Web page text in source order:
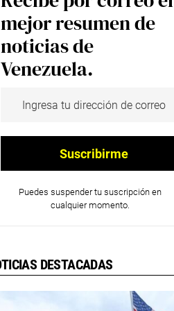
mejor resumen de
noticias de
Venezuela.
Puedes suspender tu suscripción en
cualquier momento.
DESTACADAS